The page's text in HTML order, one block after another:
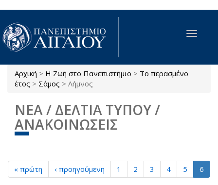
Παράκαμψη προς το κυρίως περιεχόμενο
Toggle
Είστε εδώ
Αρχική > Η Ζωή στο Πανεπιστήμιο > Το περασμένο
έτος > Σάμος > Λήμνος
ΝΕΑ / ΔΕΛΤΙΑ ΤΥΠΟΥ /
ΑΝΑΚΟΙΝΩΣΕΙΣ
« πρώτη ‹ προηγούμενη 1 2 3 4 5 6